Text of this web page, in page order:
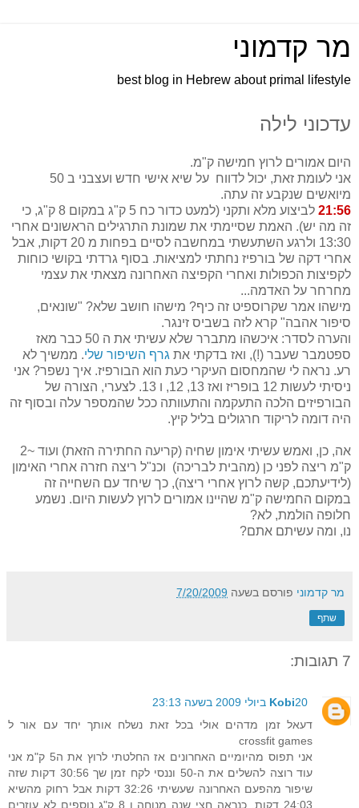
מר קדמוני
best blog in Hebrew about primal lifestyle
עדכוני לילה
היום אמורים לרוץ חמישה ק"מ.
אני לעומת זאת, יכול לדווח על שיא אישי חדש ועצבני ב 50
מיואשים שנקבע זה עתה.
21:56
לביצוע מלא ותקני (למעט כדור כח 5 ק"ג במקום 8 ק"ג, כי
זה מה יש). האמת שסיימתי את שמונת התרגילים הראשונים אחרי
13:30 ולרגע השתעשתי במחשבה לסיים בפחות מ 20 דקות, אבל
אחרי דקה של בורפיז נחתתי למציאות. בסוף גרדתי בקושי כוחות
לקפיצות הכפולות ואחרי הקפיצה האחרונה מצאתי את עצמי
מחרחר על האדמה...
מישהו אמר שקרוספיט זה כיף? מישהו חושב שלא? "שונאים,
סיפור אהבה" קרא לזה בשביס זינגר.
והערה לסדר: איכשהו מתברר שלא עשיתי את ה 50 כבר מאז
ספטמבר שעבר (!), ואז בדקתי את גרף השיפור שלי. ממשיך לא
רע. נראה לי שהמחסום העיקרי כעת הוא הבורפיז. איך נשפר? אני
ניסיתי לעשות 12 בופריז ואז 13, 12, ו 13. לצערי, הצורה של
הבורפיזים הלכה התעקמה והתעוותה ככל שהמספר עלה ובסוף זה
היה דומה לריקוד חרגולים בליל קיץ.
אה, כן, ואמש עשיתי אימון שחיה (קריעה החתירה הזאת) ועוד ~2
ק"מ ריצה לפני כן (מהבית לבריכה) וכנ"ל ריצה חזרה אחרי האימון
(לידיעתכם, קשה לרוץ אחרי ריצה), כך שיחד עם השחייה זה
במקום החמישה ק"מ שהיינו אמורים לרוץ לעשות היום. נשמע
חלופה הולמת, לא?
נו, ומה עשיתם אתם?
מר קדמוני פורסם בשעה 7/20/2009
שתף
7 תגובות:
Kobi20 ביולי 2009 בשעה 23:13
דעאל זמן מדהים אולי בכל זאת נשלח אותך יחד עם אור ל
crossfit games
אני תפוס מהיומיים האחרונים אז החלטתי לרוץ את ה5 ק"מ אני
עוד רוצה להשלים את ה-50 וננסי לקח זמן שך 30:56 דקות שזה
שיפור מהפעם האחרונה שעשיתי 32:26 דקות אבל רחוק מהשיא
24:03 דקות, כנראה חצי שנה מנוחה ן 8 ק"ג נוספים לא עוזרים